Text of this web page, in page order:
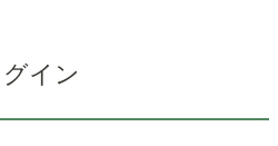
グイン